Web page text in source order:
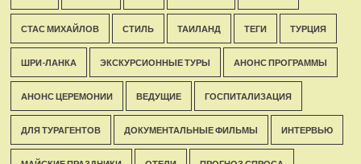
СТАС МИХАЙЛОВ СТИЛЬ ТАИЛАНД ТЕГИ ТУРЦИЯ
ШРИ-ЛАНКА ЭКСКУРСИОННЫЕ ТУРЫ АНОНС ПРОГРАММЫ
АНОНС ЦЕРЕМОНИИ ВЕДУЩИЕ ГОСПИТАЛИЗАЦИЯ
ДЛЯ ТУРАГЕНТОВ ДОКУМЕНТАЛЬНЫЕ ФИЛЬМЫ ИНТЕРВЬЮ